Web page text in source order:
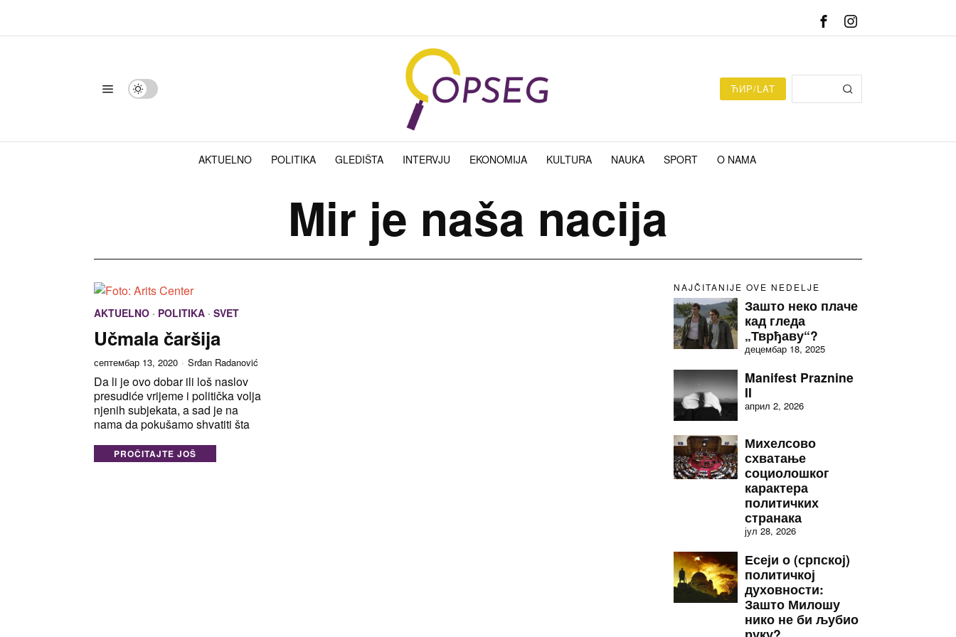
ЋИР/LAT
AKTUELNO POLITIKA GLEDIŠTA INTERVJU EKONOMIJA KULTURA NAUKA SPORT O NAMA
Mir je naša nacija
AKTUELNO · POLITIKA · SVET
Učmala čaršija
септембар 13, 2020 Srđan Radanović
Da li je ovo dobar ili loš naslov
presudiće vrijeme i politička volja
njenih subjekata, a sad je na
nama da pokušamo shvatiti šta
PROČITAJTE JOŠ
NAJČITANIJE OVE NEDELJE
Зашто неко плаче
кад гледа
„Тврђаву“?
децембар 18, 2025
Manifest Praznine
II
април 2, 2026
Михелсово
схватање
социолошког
карактера
политичких
странака
јул 28, 2026
Есеји о (српској)
политичкој
духовности:
Зашто Милошу
нико не би љубио